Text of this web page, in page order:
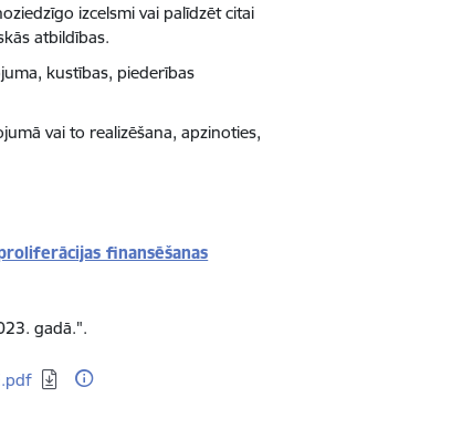
izcelsmi vai palīdzēt citai
atbildības.
kustības, piederības
vai to realizēšana, apzinoties,
finansēšanas
gadā.".